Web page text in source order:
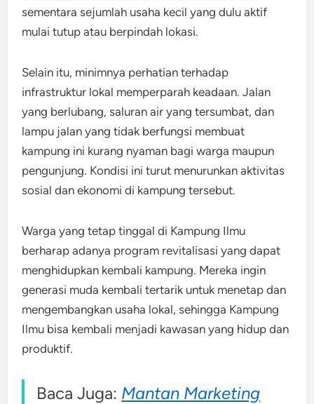
sementara sejumlah usaha kecil yang dulu aktif
mulai tutup atau berpindah lokasi.
Selain itu, minimnya perhatian terhadap
infrastruktur lokal memperparah keadaan. Jalan
yang berlubang, saluran air yang tersumbat, dan
lampu jalan yang tidak berfungsi membuat
kampung ini kurang nyaman bagi warga maupun
pengunjung. Kondisi ini turut menurunkan aktivitas
sosial dan ekonomi di kampung tersebut.
Warga yang tetap tinggal di Kampung Ilmu
berharap adanya program revitalisasi yang dapat
menghidupkan kembali kampung. Mereka ingin
generasi muda kembali tertarik untuk menetap dan
mengembangkan usaha lokal, sehingga Kampung
Ilmu bisa kembali menjadi kawasan yang hidup dan
produktif.
Baca Juga: Mantan Marketing